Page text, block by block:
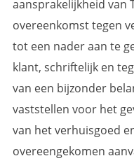
aansprakelijkheid van
overeenkomst tegen
tot een nader aan te
klant, schriftelijk en
van een bijzonder
vaststellen voor het
van het verhuisgoed
overeengekomen